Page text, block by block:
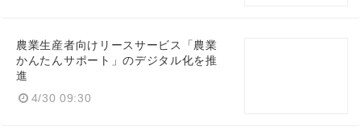
農業生産者向けリースサービス「農業
かんたんサポート」のデジタル化を推
進
4/30 09:30